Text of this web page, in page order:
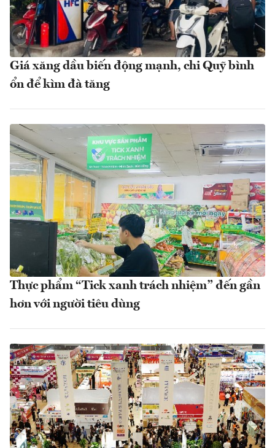
Giá xăng dầu biến động mạnh, chi Quỹ bình
ổn để kìm đà tăng
Thực phẩm “Tick xanh trách nhiệm” đến gần
hơn với người tiêu dùng